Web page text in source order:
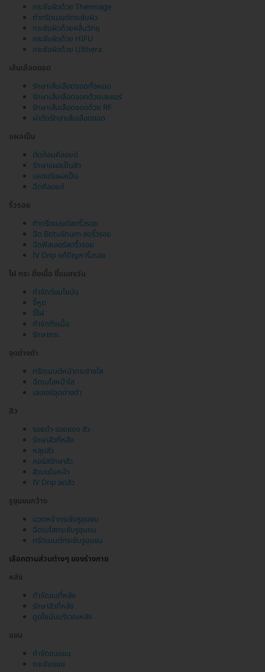
กระชับผิวด้วย Thermage
ทำทรีตเมนต์กระชับผิว
กระชับผิวด้วยคลื่นวิทยุ
กระชับผิวด้วย HIFU
กระชับผิวด้วย Ulthera
เส้นเลือดขอด
รักษาเส้นเลือดขอดทั้งหมด
รักษาเส้นเลือดขอดด้วยเลเซอร์
รักษาเส้นเลือดขอดด้วย RF
ผ่าตัดรักษาเส้นเลือดขอด
แผลเป็น
ตัดก้อนคีลอยด์
รักษาแผลเป็นสิว
เลเซอร์แผลเป็น
ฉีดคีลอยด์
ริ้วรอย
ทำทรีตเมนต์ลดริ้วรอย
ฉีด Botulinum ลดริ้วรอย
ฉีดฟิลเลอร์ลดริ้วรอย
IV Drip แก้ปัญหาริ้วรอย
ไฝ กระ ติ่งเนื้อ ขี้แมลงวัน
กำจัดต่อมไขมัน
จี้หูด
จี้ไฝ
กำจัดติ่งเนื้อ
รักษากระ
จุดด่างดำ
ทรีตเมนต์หน้ากระจ่างใส
ฉีดเมโสหน้าใส
เลเซอร์จุดด่างดำ
สิว
รอยดำ-รอยแดง สิว
รักษาสิวที่หลัง
หลุมสิว
คอร์สรักษาสิว
สิวบนใบหน้า
IV Drip ลดสิว
รูขุมขนกว้าง
นวดหน้ากระชับรูขุมขน
ฉีดเมโสกระชับรูขุมขน
ทรีตเมนต์กระชับรูขุมขน
เลือกตามส่วนต่างๆ ของร่างกาย
หลัง
กำจัดขนที่หลัง
รักษาสิวที่หลัง
ดูดไขมันบริเวณหลัง
แขน
กำจัดขนแขน
กระชับแขน